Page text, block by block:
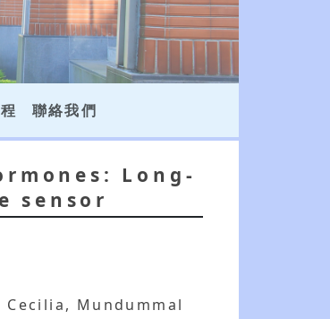
聯絡我們
Long-
sensor
Mundummal